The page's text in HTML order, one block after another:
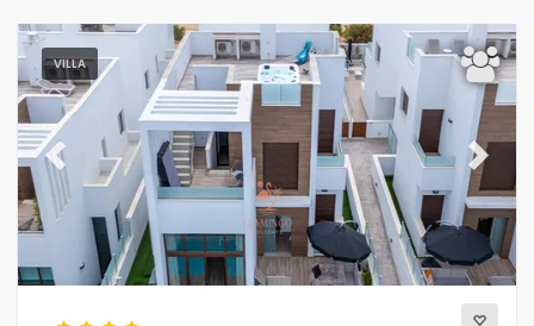
VILLA
Previous Next